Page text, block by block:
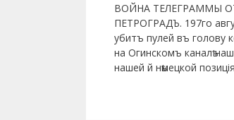
ВОЙНА ТЕЛЕГРАММЫ
ПЕТРОГРАДЪ. 197го
убитъ пулей въ голову
на Огинскомъ каналѣ
нашей й нѣмецкой